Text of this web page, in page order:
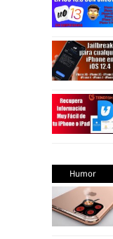
Humor